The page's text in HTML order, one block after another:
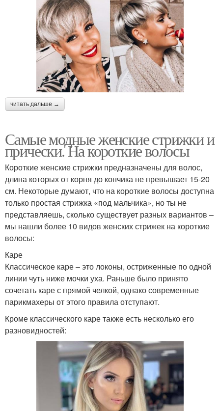
читать дальше →
Самые модные женские стрижки и
прически. На короткие волосы
Короткие женские стрижки предназначены для волос,
длина которых от корня до кончика не превышает 15-20
см. Некоторые думают, что на короткие волосы доступна
только простая стрижка «под мальчика», но ты не
представляешь, сколько существует разных вариантов –
мы нашли более 10 видов женских стрижек на короткие
волосы:
Каре
Классическое каре – это локоны, остриженные по одной
линии чуть ниже мочки уха. Раньше было принято
сочетать каре с прямой челкой, однако современные
парикмахеры от этого правила отступают.
Кроме классического каре также есть несколько его
разновидностей: